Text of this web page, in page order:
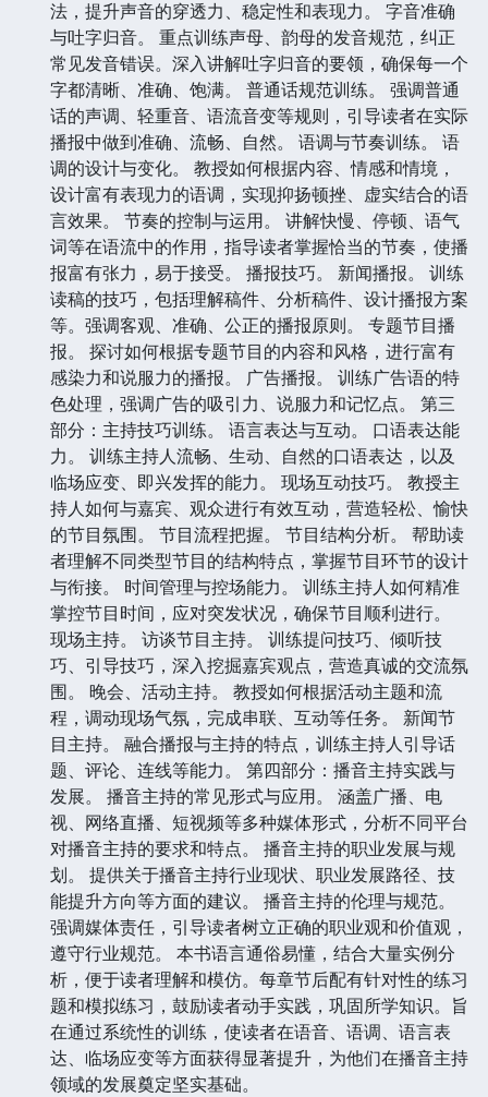
法，提升声音的穿透力、稳定性和表现力。 字音准确
与吐字归音。 重点训练声母、韵母的发音规范，纠正
常见发音错误。深入讲解吐字归音的要领，确保每一个
字都清晰、准确、饱满。 普通话规范训练。 强调普通
话的声调、轻重音、语流音变等规则，引导读者在实际
播报中做到准确、流畅、自然。 语调与节奏训练。 语
调的设计与变化。 教授如何根据内容、情感和情境，
设计富有表现力的语调，实现抑扬顿挫、虚实结合的语
言效果。 节奏的控制与运用。 讲解快慢、停顿、语气
词等在语流中的作用，指导读者掌握恰当的节奏，使播
报富有张力，易于接受。 播报技巧。 新闻播报。 训练
读稿的技巧，包括理解稿件、分析稿件、设计播报方案
等。强调客观、准确、公正的播报原则。 专题节目播
报。 探讨如何根据专题节目的内容和风格，进行富有
感染力和说服力的播报。 广告播报。 训练广告语的特
色处理，强调广告的吸引力、说服力和记忆点。 第三
部分：主持技巧训练。 语言表达与互动。 口语表达能
力。 训练主持人流畅、生动、自然的口语表达，以及
临场应变、即兴发挥的能力。 现场互动技巧。 教授主
持人如何与嘉宾、观众进行有效互动，营造轻松、愉快
的节目氛围。 节目流程把握。 节目结构分析。 帮助读
者理解不同类型节目的结构特点，掌握节目环节的设计
与衔接。 时间管理与控场能力。 训练主持人如何精准
掌控节目时间，应对突发状况，确保节目顺利进行。
现场主持。 访谈节目主持。 训练提问技巧、倾听技
巧、引导技巧，深入挖掘嘉宾观点，营造真诚的交流氛
围。 晚会、活动主持。 教授如何根据活动主题和流
程，调动现场气氛，完成串联、互动等任务。 新闻节
目主持。 融合播报与主持的特点，训练主持人引导话
题、评论、连线等能力。 第四部分：播音主持实践与
发展。 播音主持的常见形式与应用。 涵盖广播、电
视、网络直播、短视频等多种媒体形式，分析不同平台
对播音主持的要求和特点。 播音主持的职业发展与规
划。 提供关于播音主持行业现状、职业发展路径、技
能提升方向等方面的建议。 播音主持的伦理与规范。
强调媒体责任，引导读者树立正确的职业观和价值观，
遵守行业规范。 本书语言通俗易懂，结合大量实例分
析，便于读者理解和模仿。每章节后配有针对性的练习
题和模拟练习，鼓励读者动手实践，巩固所学知识。旨
在通过系统性的训练，使读者在语音、语调、语言表
达、临场应变等方面获得显著提升，为他们在播音主持
领域的发展奠定坚实基础。